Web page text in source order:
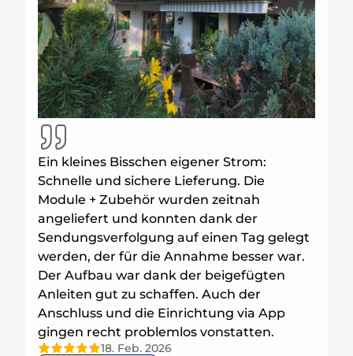
Ein kleines Bisschen eigener Strom:
Schnelle und sichere Lieferung. Die
Module + Zubehör wurden zeitnah
angeliefert und konnten dank der
Sendungsverfolgung auf einen Tag gelegt
werden, der für die Annahme besser war.
Der Aufbau war dank der beigefügten
Anleiten gut zu schaffen. Auch der
Anschluss und die Einrichtung via App
gingen recht problemlos vonstatten.
18. Feb. 2026